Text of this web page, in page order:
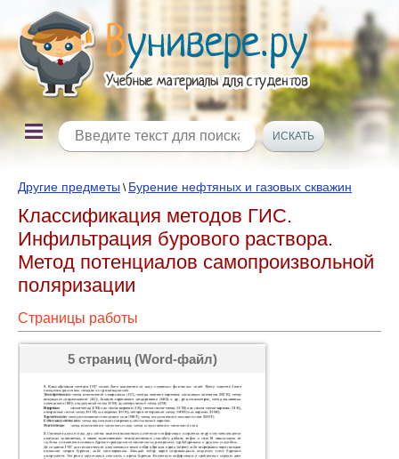
Другие предметы \ Бурение нефтяных и газовых скважин
Классификация методов ГИС.
Инфильтрация бурового раствора.
Метод потенциалов самопроизвольной
поляризации
Страницы работы
5 страниц (Word-файл)